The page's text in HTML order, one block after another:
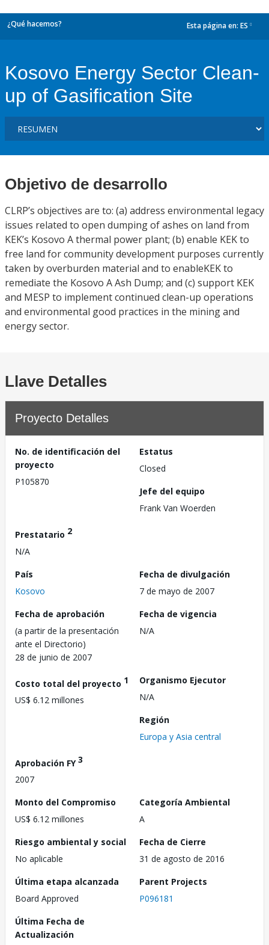
¿Qué hacemos? Esta página en: ES
Kosovo Energy Sector Clean-
up of Gasification Site
Objetivo de desarrollo
CLRP’s objectives are to: (a) address environmental legacy
issues related to open dumping of ashes on land from
KEK’s Kosovo A thermal power plant; (b) enable KEK to
free land for community development purposes currently
taken by overburden material and to enableKEK to
remediate the Kosovo A Ash Dump; and (c) support KEK
and MESP to implement continued clean-up operations
and environmental good practices in the mining and
energy sector.
Llave Detalles
Proyecto Detalles
No. de identificación del
proyecto
P105870
Estatus
Closed
Jefe del equipo
Frank Van Woerden
Prestatario 2
N/A
País
Kosovo
Fecha de divulgación
7 de mayo de 2007
Fecha de aprobación
(a partir de la presentación
ante el Directorio)
28 de junio de 2007
Fecha de vigencia
N/A
Costo total del proyecto 1
US$ 6.12 millones
Organismo Ejecutor
N/A
Región
Europa y Asia central
Aprobación FY3
2007
Monto del Compromiso
US$ 6.12 millones
Categoría Ambiental
A
Riesgo ambiental y social
No aplicable
Fecha de Cierre
31 de agosto de 2016
Última etapa alcanzada
Board Approved
Parent Projects
P096181
Última Fecha de
Actualización